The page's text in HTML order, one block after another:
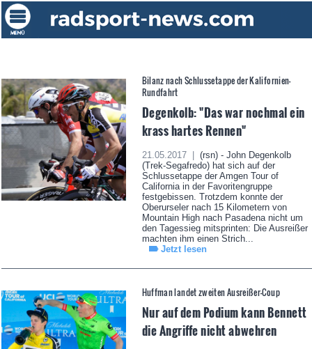
Bilanz nach Schlussetappe der Kalifornien-
Rundfahrt
Degenkolb: "Das war nochmal ein
krass hartes Rennen"
21.05.2017 |
(rsn) - John Degenkolb
(Trek-Segafredo) hat sich auf der
Schlussetappe der Amgen Tour of
California in der Favoritengruppe
festgebissen. Trotzdem konnte der
Oberurseler nach 15 Kilometern von
Mountain High nach Pasadena nicht um
den Tagessieg mitsprinten: Die Ausreißer
machten ihm einen Strich...
Jetzt lesen
Huffman landet zweiten Ausreißer-Coup
Nur auf dem Podium kann Bennett
die Angriffe nicht abwehren